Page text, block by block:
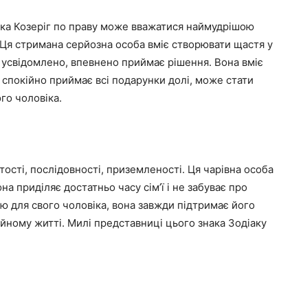
Козеріг по праву може вважатися наймудрішою
стримана серйозна особа вміє створювати щастя у
впевнено приймає рішення. Вона вміє
приймає всі подарунки долі, може стати
чоловіка.
послідовності, приземленості. Ця чарівна особа
приділяє достатньо часу сім’ї і не забуває про
свого чоловіка, вона завжди підтримає його
житті. Милі представниці цього знака Зодіаку